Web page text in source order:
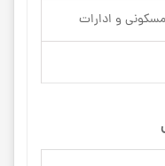
و ادارات